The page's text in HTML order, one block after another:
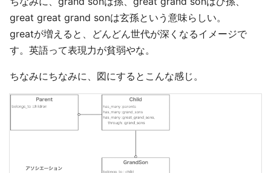
great great grand sonは玄孫という意味らしい。
greatが増えると、どんどん世代が深くなるイメージで
す。英語って表現力が貧弱やな。
ちなみにちなみに、図にするとこんな感じ。